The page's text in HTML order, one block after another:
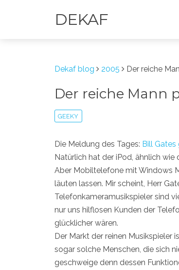
DEKAF
Dekaf blog 2005 Der reiche
Der reiche Mann
GEEKY
Die Meldung des Tages: Bill
Natürlich hat der iPod, ähnlich
Aber Mobiltelefone mit Windows
läuten lassen. Mir scheint, Herr
Telefonkameramusikspieler sind
nur uns hilflosen Kunden der
glücklicher wären.
Der Markt der reinen Musikspieler
sogar solche Menschen, die sich
geschweige denn dessen